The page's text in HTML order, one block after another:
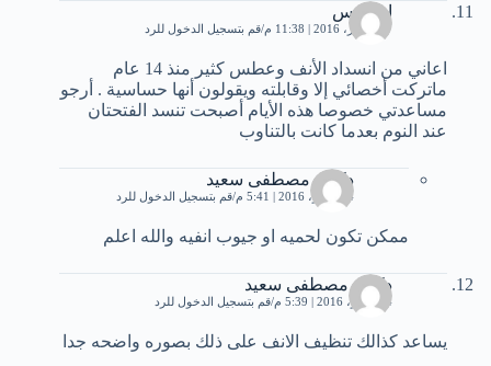
ابولميس
27 أكتوبر، 2016 | 11:38 م قم بتسجيل الدخول للرد
اعاني من انسداد الأنف وعطس كثير منذ 14 عام
ماتركت أخصائي إلا وقابلته ويقولون أنها حساسية . أرجو
مساعدتي خصوصا هذه الأيام أصبحت تنسد الفتحتان
عند النوم بعدما كانت بالتناوب
دكتور مصطفى سعيد
4 نوفمبر، 2016 | 5:41 م قم بتسجيل الدخول للرد
ممكن تكون لحميه او جيوب انفيه والله اعلم
دكتور مصطفى سعيد
4 نوفمبر، 2016 | 5:39 م قم بتسجيل الدخول للرد
يساعد كذالك تنظيف الانف على ذلك بصوره واضحه جدا